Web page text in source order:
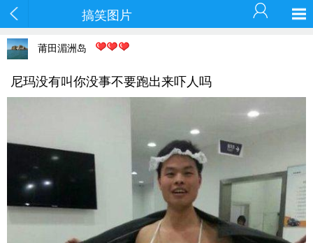
搞笑图片
莆田湄洲岛
尼玛没有叫你没事不要跑出来吓人吗